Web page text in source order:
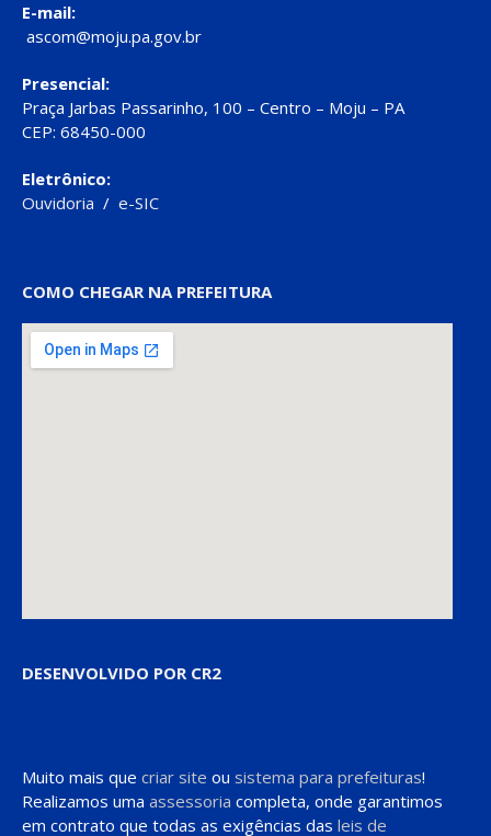
E-mail:
ascom@moju.pa.gov.br
Presencial:
Praça Jarbas Passarinho, 100 – Centro – Moju – PA
CEP: 68450-000
Eletrônico:
Ouvidoria / e-SIC
COMO CHEGAR NA PREFEITURA
DESENVOLVIDO POR CR2
Muito mais que criar site ou sistema para prefeituras!
Realizamos uma assessoria completa, onde garantimos
em contrato que todas as exigências das leis de